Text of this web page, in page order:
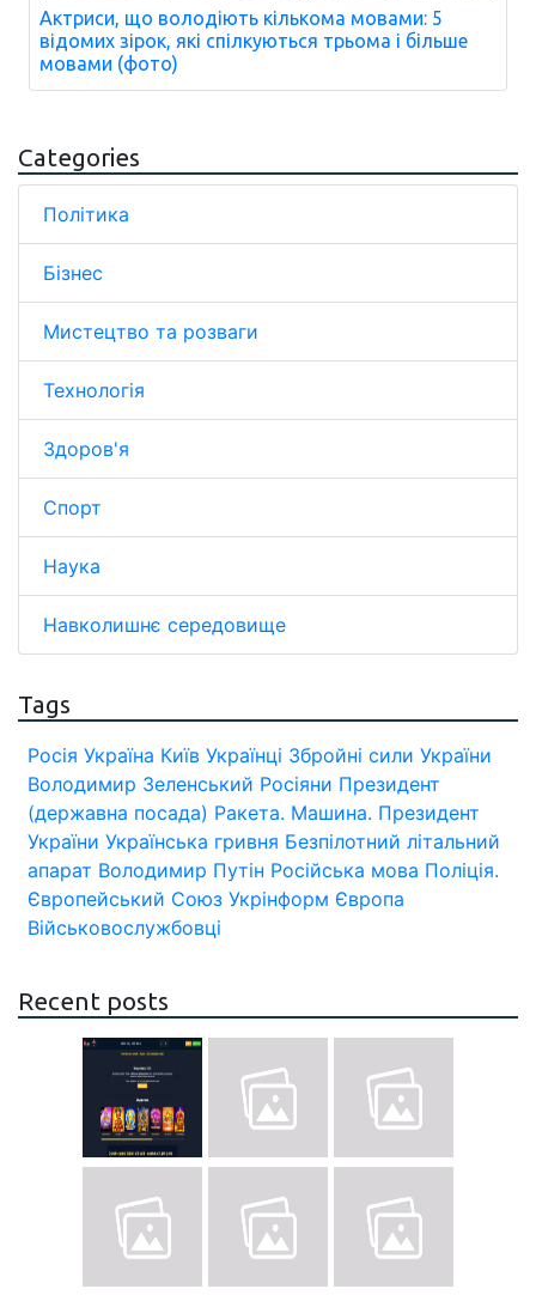
Актриси, що володіють кількома мовами: 5
відомих зірок, які спілкуються трьома і більше
мовами (фото)
Categories
Політика
Бізнес
Мистецтво та розваги
Технологія
Здоров'я
Спорт
Наука
Навколишнє середовище
Tags
Росія Україна Київ Українці Збройні сили України
Володимир Зеленський Росіяни Президент
(державна посада) Ракета. Машина. Президент
України Українська гривня Безпілотний літальний
апарат Володимир Путін Російська мова Поліція.
Європейський Союз Укрінформ Європа
Військовослужбовці
Recent posts